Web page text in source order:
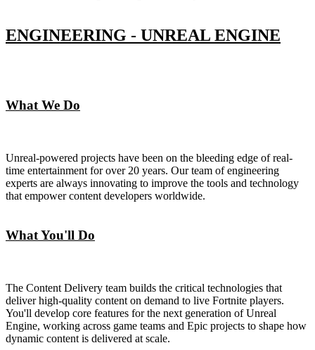
ENGINEERING - UNREAL ENGINE
What We Do
Unreal-powered projects have been on the bleeding edge of real-
time entertainment for over 20 years. Our team of engineering
experts are always innovating to improve the tools and technology
that empower content developers worldwide.
What You'll Do
The Content Delivery team builds the critical technologies that
deliver high-quality content on demand to live Fortnite players.
You'll develop core features for the next generation of Unreal
Engine, working across game teams and Epic projects to shape how
dynamic content is delivered at scale.